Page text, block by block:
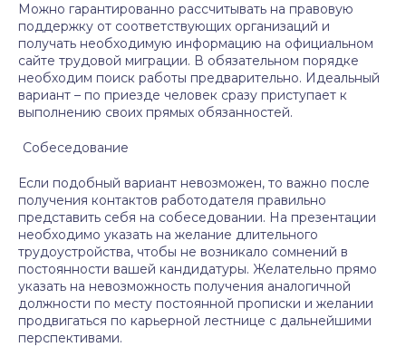
Можно гарантированно рассчитывать на правовую
поддержку от соответствующих организаций и
получать необходимую информацию на официальном
сайте трудовой миграции. В обязательном порядке
необходим поиск работы предварительно. Идеальный
вариант – по приезде человек сразу приступает к
выполнению своих прямых обязанностей.
Собеседование
Если подобный вариант невозможен, то важно после
получения контактов работодателя правильно
представить себя на собеседовании. На презентации
необходимо указать на желание длительного
трудоустройства, чтобы не возникало сомнений в
постоянности вашей кандидатуры. Желательно прямо
указать на невозможность получения аналогичной
должности по месту постоянной прописки и желании
продвигаться по карьерной лестнице с дальнейшими
перспективами.